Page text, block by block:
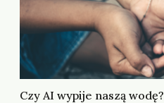
Czy AI wypije naszą wodę?